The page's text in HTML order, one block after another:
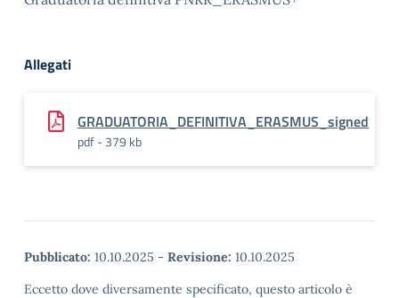
Allegati
GRADUATORIA_DEFINITIVA_ERASMUS_signed
pdf - 379 kb
Pubblicato: 10.10.2025 - Revisione: 10.10.2025
Eccetto dove diversamente specificato, questo articolo è